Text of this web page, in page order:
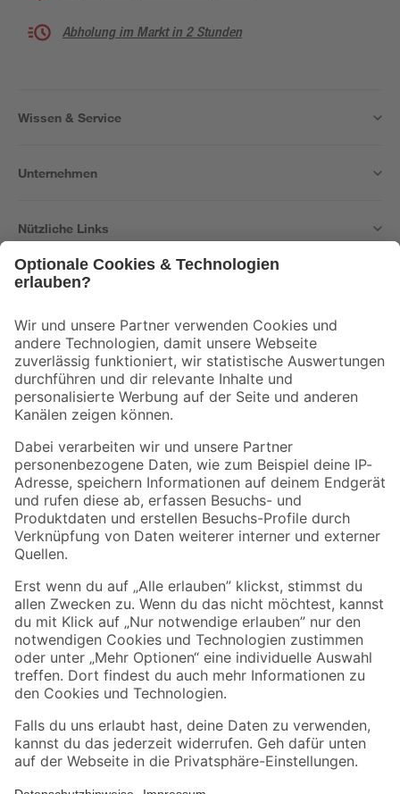
Abholung im Markt in 2 Stunden
Wissen & Service
Unternehmen
Nützliche Links
Der toom Newsletter: Keine Angebote und Aktionen mehr verpassen!
Zur Newsletter Anmeldung
Folge uns
Zahlungsarten Versandarten
Sicher einkaufen
Jetzt die toom-App herunterladen
Alle Preisangaben in EUR inkl. gesetzl. MwSt.. Die dargestellten Angebote sind unter
Umständen nicht in allen Märkten verfügbar. Die angegebenen Verfügbarkeiten beziehen
Produkte nur solange der Vorrat reicht.